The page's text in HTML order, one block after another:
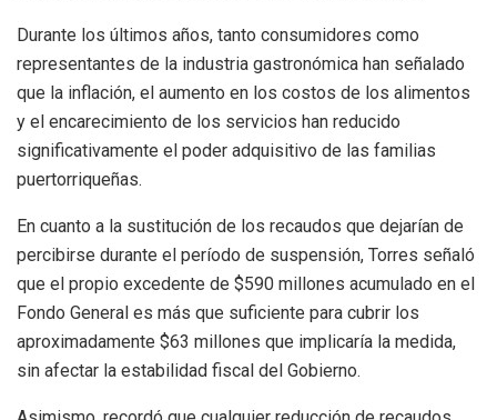
Durante los últimos años, tanto consumidores como
representantes de la industria gastronómica han señalado
que la inflación, el aumento en los costos de los alimentos
y el encarecimiento de los servicios han reducido
significativamente el poder adquisitivo de las familias
puertorriqueñas.
En cuanto a la sustitución de los recaudos que dejarían de
percibirse durante el período de suspensión, Torres señaló
que el propio excedente de $590 millones acumulado en el
Fondo General es más que suficiente para cubrir los
aproximadamente $63 millones que implicaría la medida,
sin afectar la estabilidad fiscal del Gobierno.